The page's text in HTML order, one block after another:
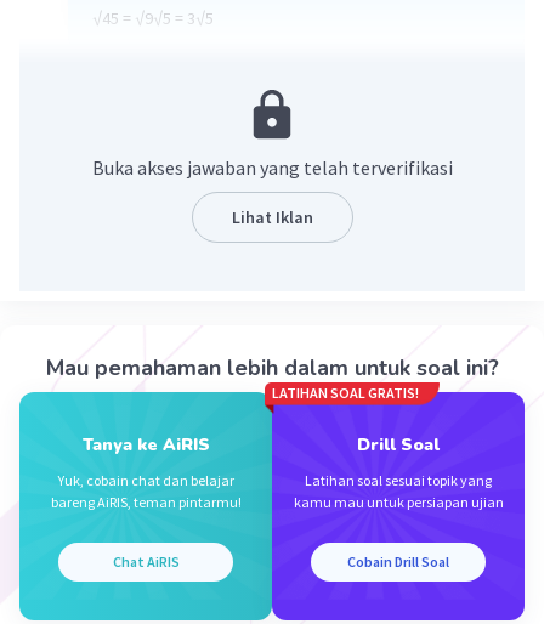
√45 = √9√5 = 3√5
Buka akses jawaban yang telah terverifikasi
Lihat Iklan
Mau pemahaman lebih dalam untuk soal ini?
Tanya ke AiRIS
Yuk, cobain chat dan belajar
bareng AiRIS, teman pintarmu!
Chat AiRIS
LATIHAN SOAL GRATIS!
Drill Soal
Latihan soal sesuai topik yang
kamu mau untuk persiapan ujian
Cobain Drill Soal